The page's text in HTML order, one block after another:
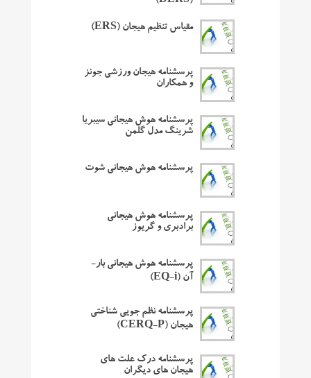
مقیاس تنظیم هیجان (ERS)
پرسشنامه هیجان ورزشی جونز
و همکاران
پرسشنامه هوش هیجانی سیبریا
شرینگ مدل گلمن
پرسشنامه هوش هیجانی شوت
پرسشنامه هوش هیجانی
برادبری و گریوز
پرسشنامه هوش هیجانی بار-
آن (EQ-i)
پرسشنامه نظم جویی شناختی
هیجان (CERQ-P)
پرسشنامه درک علت های
هیجان های دیگران